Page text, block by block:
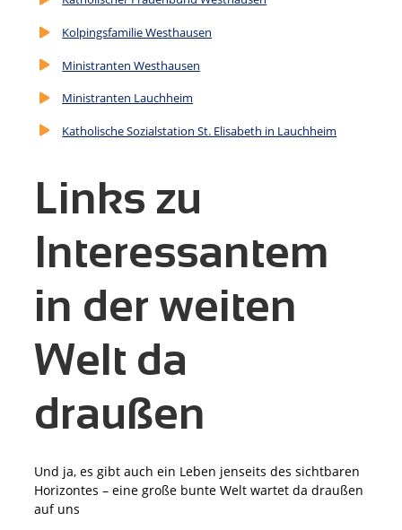
Kolpingsfamilie Westhausen
Ministranten Westhausen
Ministranten Lauchheim
Katholische Sozialstation St. Elisabeth in Lauchheim
Links zu
Interessantem
in der weiten
Welt da
draußen
Und ja, es gibt auch ein Leben jenseits des sichtbaren
Horizontes – eine große bunte Welt wartet da draußen
auf uns